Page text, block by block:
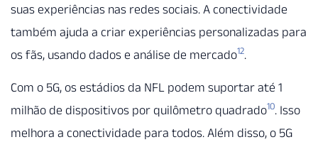
suas experiências nas redes sociais. A conectividade
também ajuda a criar experiências personalizadas para
os fãs, usando dados e análise de mercado12.
Com o 5G, os estádios da NFL podem suportar até 1
milhão de dispositivos por quilômetro quadrado10. Isso
melhora a conectividade para todos. Além disso, o 5G